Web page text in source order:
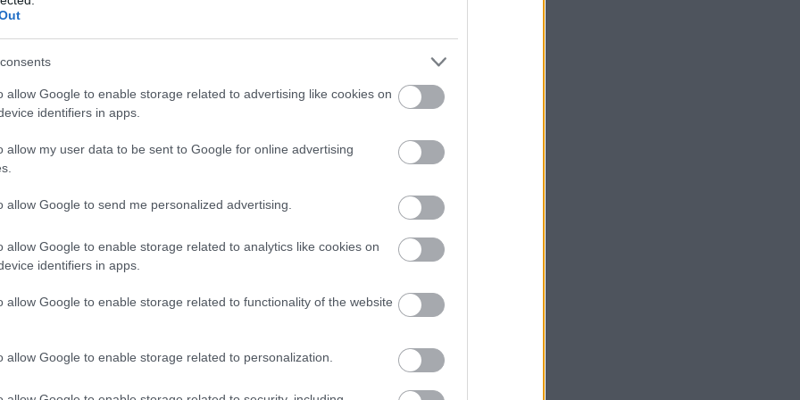
allow Google to enable storage related to advertising like cookies on
identifiers in apps.
allow my user data to be sent to Google for online advertising
allow Google to send me personalized advertising.
allow Google to enable storage related to analytics like cookies on
identifiers in apps.
allow Google to enable storage related to functionality of the website
allow Google to enable storage related to personalization.
trackback/id/1791291
felhasználói tartalomnak minősülnek, értük a üzemeltetője semmilyen felelősséget nem vállal, azokat nem ellenőrzi.
a
jutott erről a posztról eszembe.
Válasz erre
amiről érdemes vitázni, de sajnos ez lehetetlenség. Bár kérdéses, a
Lengyelország felé, elvégre baráti nemzet)